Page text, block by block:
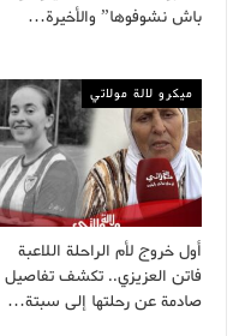
باش نشوفوها” والأخيرة…
ميكرو لالة مولاتي
أول خروج لأم الراحلة اللاعبة
فاتن العزيزي.. تكشف تفاصيل
صادمة عن رحلتها إلى سبتة…